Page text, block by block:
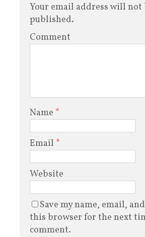
Your email address will not
published.
Comment
Name *
Email *
Website
Save my name, email,
this browser for the next
comment.